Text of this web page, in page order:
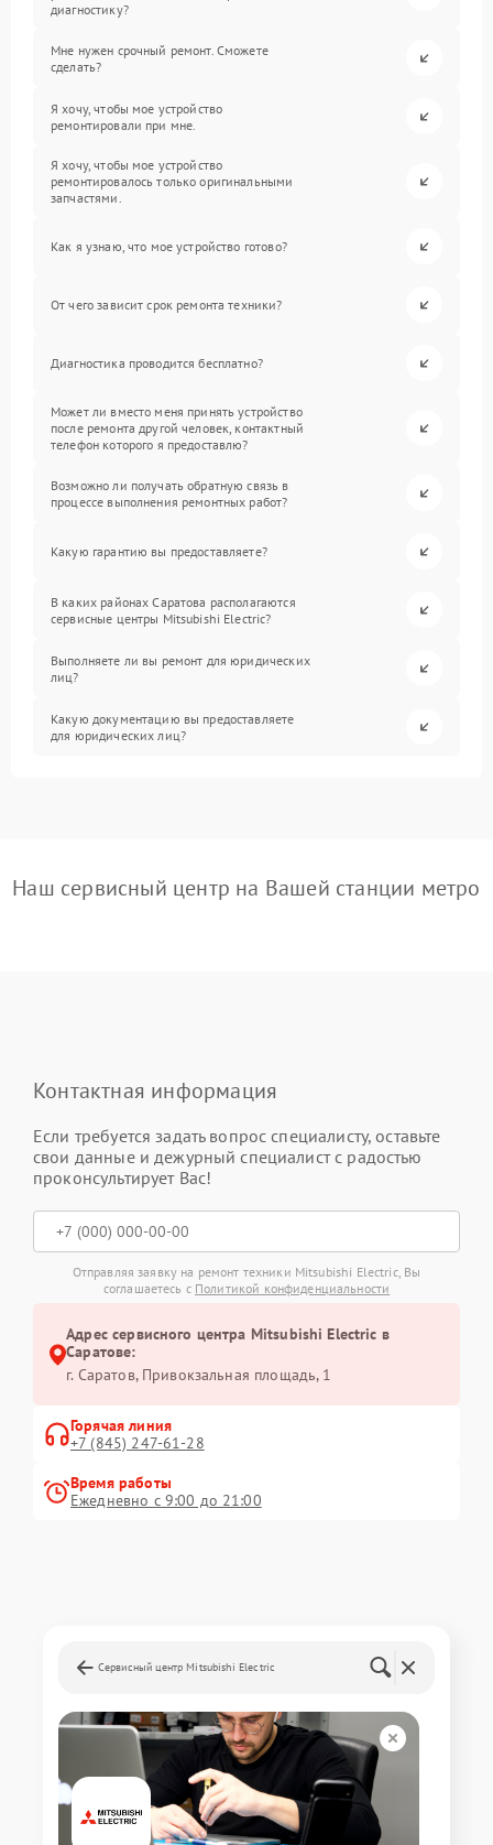
диагностику?
Мне нужен срочный ремонт. Сможете
сделать?
Я хочу, чтобы мое устройство
ремонтировали при мне.
Я хочу, чтобы мое устройство
ремонтировалось только оригинальными
запчастями.
Как я узнаю, что мое устройство готово?
От чего зависит срок ремонта техники?
Диагностика проводится бесплатно?
Может ли вместо меня принять устройство
после ремонта другой человек, контактный
телефон которого я предоставлю?
Возможно ли получать обратную связь в
процессе выполнения ремонтных работ?
Какую гарантию вы предоставляете?
В каких районах Саратова располагаются
сервисные центры Mitsubishi Electric?
Выполняете ли вы ремонт для юридических
лиц?
Какую документацию вы предоставляете
для юридических лиц?
Наш сервисный центр на Вашей станции метро
Контактная информация
Если требуется задать вопрос специалисту, оставьте
свои данные и дежурный специалист с радостью
проконсультирует Вас!
Отправляя заявку на ремонт техники Mitsubishi Electric, Вы
соглашаетесь с Политикой конфиденциальности
Адрес сервисного центра Mitsubishi Electric в
Саратове:
г. Саратов, Привокзальная площадь, 1
Горячая линия
+7 (845) 247-61-28
Время работы
Ежедневно с 9:00 до 21:00
Сервисный центр Mitsubishi Electric